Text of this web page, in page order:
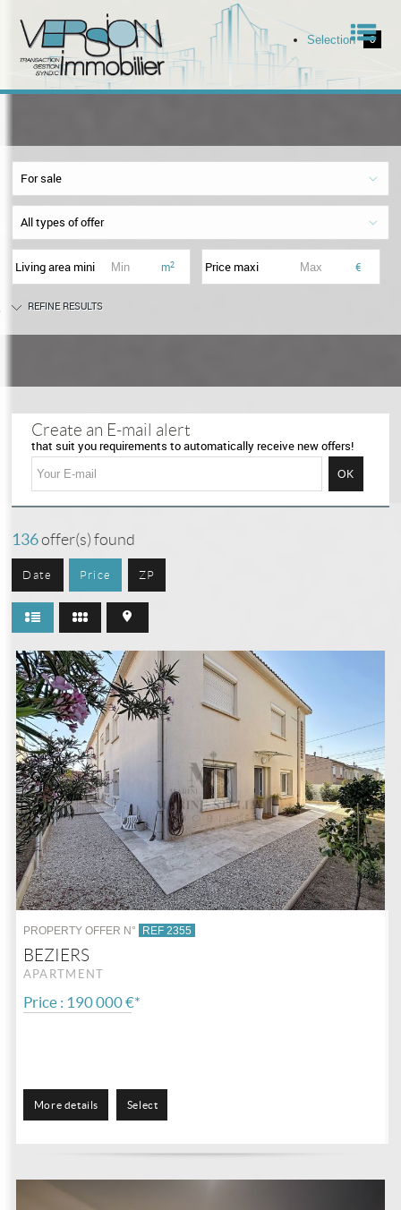
Selection 0
Our offers
Our services
The agency
your property
For sale
All types of offer
Living area mini m2 Price maxi €
REFINE RESULTS
Create an E-mail alert
that suit you requirements to automatically receive new offers!
136offer(s) found
Date Price ZP
PROPERTY OFFER N° REF 2355
BEZIERS
APARTMENT
Price : 190 000 €*
More details Select